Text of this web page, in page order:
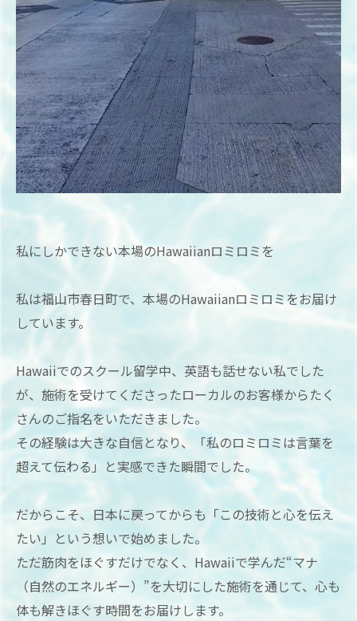
私にしかできない本場のHawaiianロミロミを
私は福山市春日町で、本場のHawaiianロミロミをお届け
しています。
Hawaiiでのスクール留学中、英語も話せない私でした
が、施術を受けてくださったローカルのお客様からたく
さんのご指名をいただきました。
その経験は大きな自信となり、「私のロミロミは言葉を
超えて伝わる」と実感できた瞬間でした。
だからこそ、日本に戻ってからも「この技術と心を伝え
たい」という想いで始めました。
ただ筋肉をほぐすだけでなく、Hawaiiで学んだ“マナ
（自然のエネルギー）”を大切にした施術を通じて、心も
体も解きほぐす時間をお届けします。